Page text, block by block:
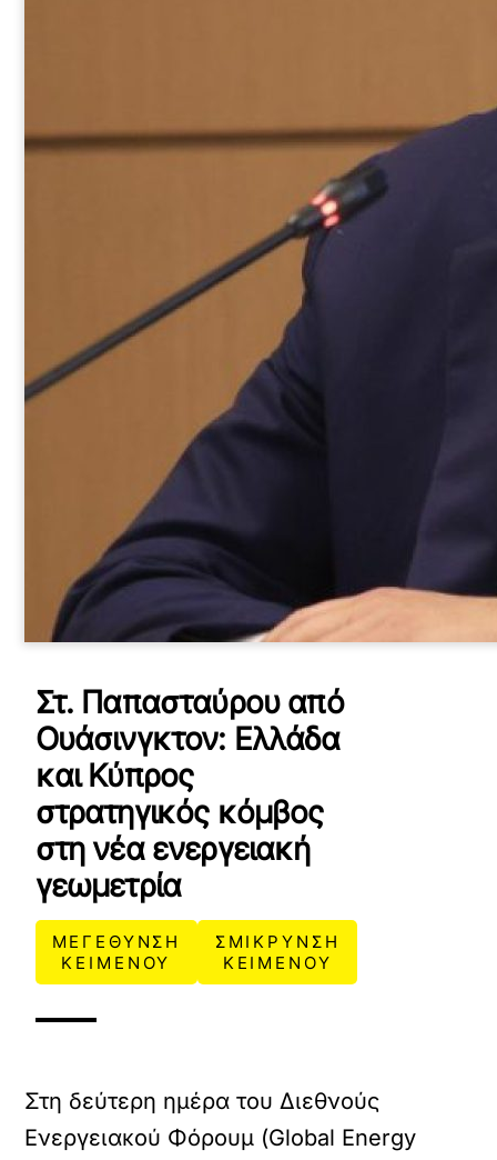
Στ. Παπασταύρου από
Ουάσινγκτον: Ελλάδα
και Κύπρος
στρατηγικός κόμβος
στη νέα ενεργειακή
γεωμετρία
ΜΕΓΕΘΥΝΣΗ
ΚΕΙΜΕΝΟΥ
ΣΜΙΚΡΥΝΣΗ
ΚΕΙΜΕΝΟΥ
Στη δεύτερη ημέρα του Διεθνούς
Ενεργειακού Φόρουμ (Global Energy